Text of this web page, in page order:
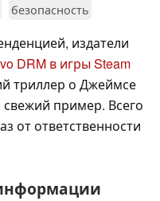
безопасность
издатели
DRM в игры Steam
триллер о Джеймсе
свежий пример. Всего
от ответственности